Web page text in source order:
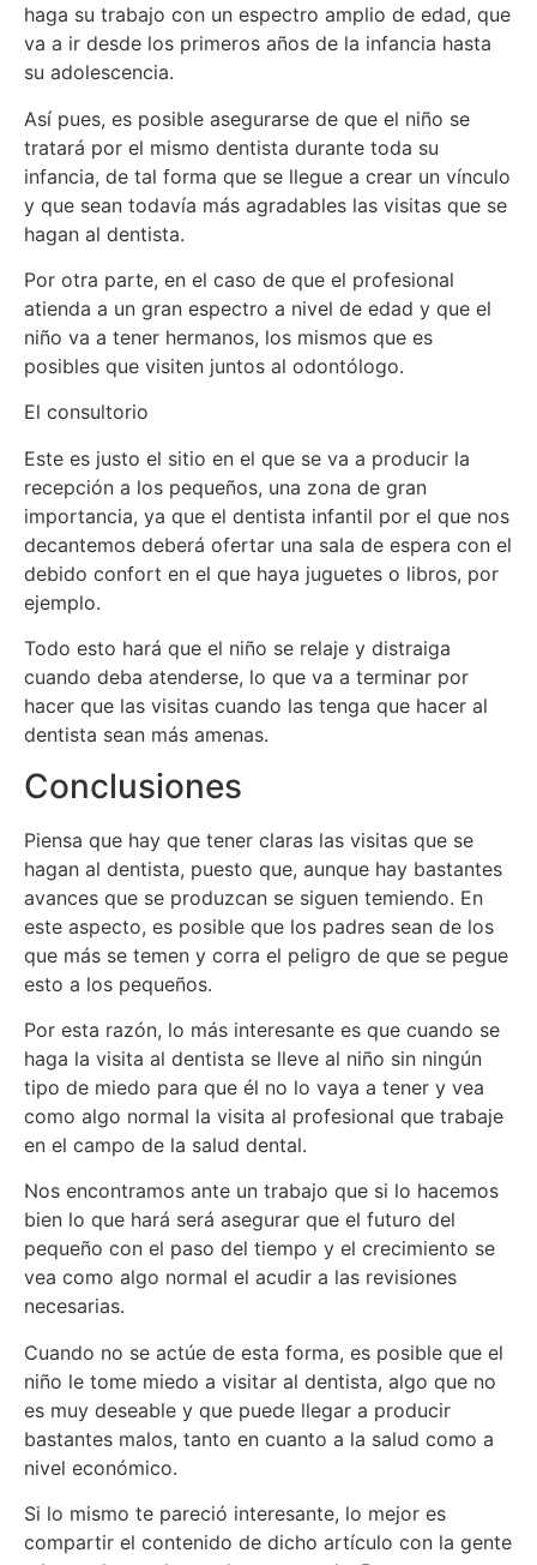
haga su trabajo con un espectro amplio de edad, que
va a ir desde los primeros años de la infancia hasta
su adolescencia.
Así pues, es posible asegurarse de que el niño se
tratará por el mismo dentista durante toda su
infancia, de tal forma que se llegue a crear un vínculo
y que sean todavía más agradables las visitas que se
hagan al dentista.
Por otra parte, en el caso de que el profesional
atienda a un gran espectro a nivel de edad y que el
niño va a tener hermanos, los mismos que es
posibles que visiten juntos al odontólogo.
El consultorio
Este es justo el sitio en el que se va a producir la
recepción a los pequeños, una zona de gran
importancia, ya que el dentista infantil por el que nos
decantemos deberá ofertar una sala de espera con el
debido confort en el que haya juguetes o libros, por
ejemplo.
Todo esto hará que el niño se relaje y distraiga
cuando deba atenderse, lo que va a terminar por
hacer que las visitas cuando las tenga que hacer al
dentista sean más amenas.
Conclusiones
Piensa que hay que tener claras las visitas que se
hagan al dentista, puesto que, aunque hay bastantes
avances que se produzcan se siguen temiendo. En
este aspecto, es posible que los padres sean de los
que más se temen y corra el peligro de que se pegue
esto a los pequeños.
Por esta razón, lo más interesante es que cuando se
haga la visita al dentista se lleve al niño sin ningún
tipo de miedo para que él no lo vaya a tener y vea
como algo normal la visita al profesional que trabaje
en el campo de la salud dental.
Nos encontramos ante un trabajo que si lo hacemos
bien lo que hará será asegurar que el futuro del
pequeño con el paso del tiempo y el crecimiento se
vea como algo normal el acudir a las revisiones
necesarias.
Cuando no se actúe de esta forma, es posible que el
niño le tome miedo a visitar al dentista, algo que no
es muy deseable y que puede llegar a producir
bastantes malos, tanto en cuanto a la salud como a
nivel económico.
Si lo mismo te pareció interesante, lo mejor es
compartir el contenido de dicho artículo con la gente